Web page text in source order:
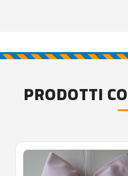
PRODOTTI